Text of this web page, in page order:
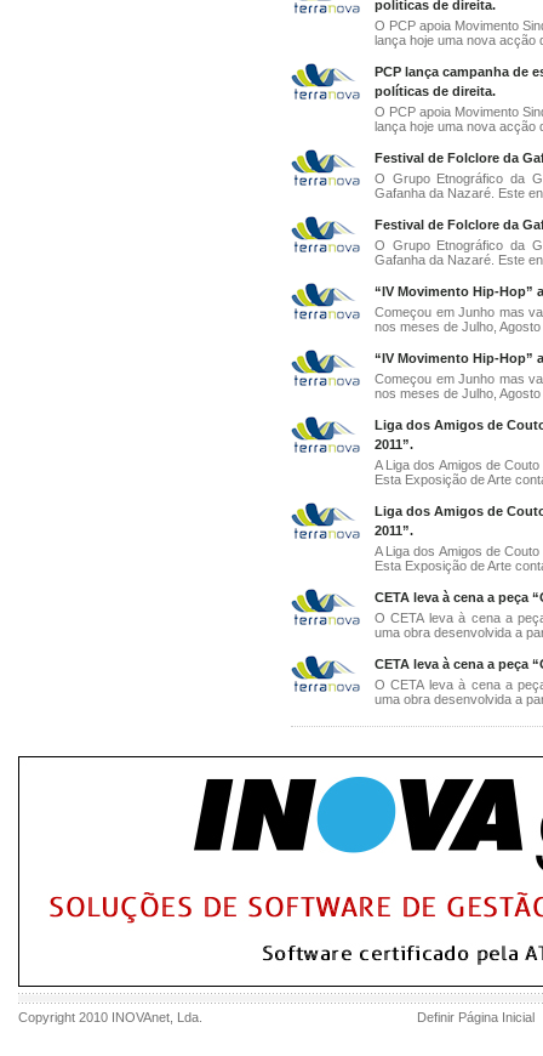
políticas de direita.
O PCP apoia Movimento
lança hoje uma nova acção
PCP lança campanha de
políticas de direita.
O PCP apoia Movimento
lança hoje uma nova acção
Festival de Folclore da
O Grupo Etnográfico da
Gafanha da Nazaré. Este
Festival de Folclore da
O Grupo Etnográfico da
Gafanha da Nazaré. Este
“IV Movimento Hip-Hop”
Começou em Junho mas
nos meses de Julho,
“IV Movimento Hip-Hop”
Começou em Junho mas
nos meses de Julho,
Liga dos Amigos de
2011”.
A Liga dos Amigos de
Esta Exposição de Arte
Liga dos Amigos de
2011”.
A Liga dos Amigos de
Esta Exposição de Arte
CETA leva à cena a peça
O CETA leva à cena a
uma obra desenvolvida a
CETA leva à cena a peça
O CETA leva à cena a
uma obra desenvolvida a
Copyright 2010 INOVAnet , Lda. Definir Página Inicial